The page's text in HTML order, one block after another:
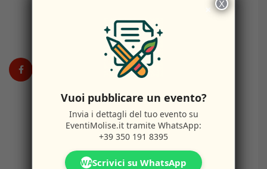
DISCLAIMER
×
Vuoi pubblicare un evento?
Invia i dettagli del tuo evento su
EventiMolise.it tramite WhatsApp:
+39 350 191 8395
WAScrivici su WhatsApp
X